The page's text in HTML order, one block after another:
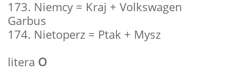
173. Niemcy = Kraj + Volkswagen
Garbus
174. Nietoperz = Ptak + Mysz
litera O